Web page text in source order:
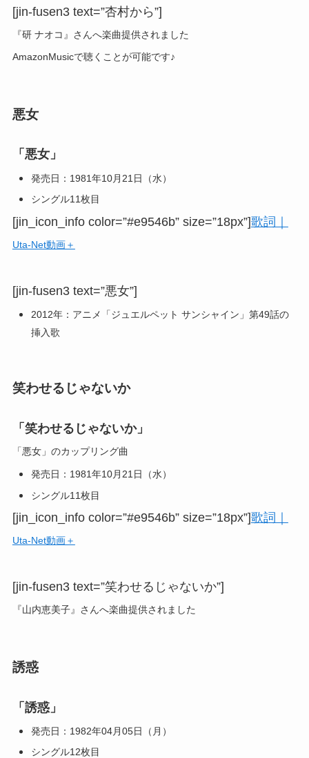
[jin-fusen3 text=”杏村から”]
『研 ナオコ』さんへ楽曲提供されました
AmazonMusicで聴くことが可能です♪
悪女
「悪女」
発売日：1981年10月21日（水）
シングル11枚目
[jin_icon_info color=”#e9546b” size=”18px”]歌詞｜
Uta-Net動画＋
[jin-fusen3 text=”悪女”]
2012年：アニメ「ジュエルペット サンシャイン」第49話の
挿入歌
笑わせるじゃないか
「笑わせるじゃないか」
「悪女」のカップリング曲
発売日：1981年10月21日（水）
シングル11枚目
[jin_icon_info color=”#e9546b” size=”18px”]歌詞｜
Uta-Net動画＋
[jin-fusen3 text=”笑わせるじゃないか”]
『山内恵美子』さんへ楽曲提供されました
誘惑
「誘惑」
発売日：1982年04月05日（月）
シングル12枚目